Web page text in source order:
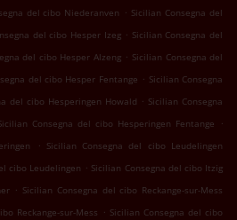
del cibo Niederanven . Sicilian Consegna del
del cibo Hesper Izeg . Sicilian Consegna del
del cibo Hesper Alzeng . Sicilian Consegna del
del cibo Hesper Fentange . Sicilian Consegna
del cibo Hesperingen Howald . Sicilian Consegna
Consegna del cibo Hesperingen Fentange
.
. Sicilian Consegna del cibo Leudelingen
cibo Leudelingen . Sicilian Consegna del cibo Itzig
. Sicilian Consegna del cibo Reckange-sur-Mess
Reckange-sur-Mess . Sicilian Consegna del cibo